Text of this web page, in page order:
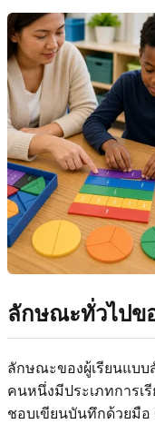
ลักษณะทั่วไปข
ลักษณะของผู้เรียนแบบ
คนหนึ่งมีประเภทการเ
ชอบเขียนบันทึกด้วยมื